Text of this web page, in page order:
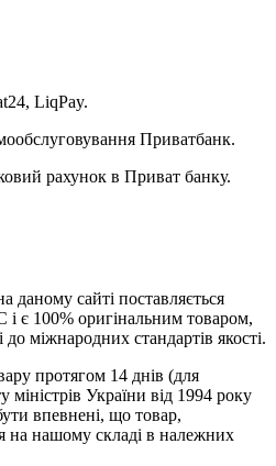
LiqPay.
Приватбанк.
рахунок в Приват банку.
даному сайті поставляється
є 100% оригінальним товаром,
міжнародних стандартів якості.
протягом 14 днів (для
міністрів України від 1994 року
впевнені, що товар,
на нашому складі в належних